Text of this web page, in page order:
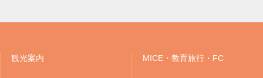
観光案内 MICE・教育旅行・FC